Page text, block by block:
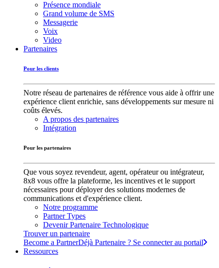
Présence mondiale
Grand volume de SMS
Messagerie
Voix
Video
Partenaires
Pour les clients
Notre réseau de partenaires de référence vous aide à offrir une
expérience client enrichie, sans développements sur mesure ni
coûts élevés.
A propos des partenaires
Intégration
Pour les partenaires
Que vous soyez revendeur, agent, opérateur ou intégrateur,
8x8 vous offre la plateforme, les incentives et le support
nécessaires pour déployer des solutions modernes de
communications et d'expérience client.
Notre programme
Partner Types
Devenir Partenaire Technologique
Trouver un partenaire
Become a PartnerDéjà Partenaire ? Se connecter au portail
Ressources